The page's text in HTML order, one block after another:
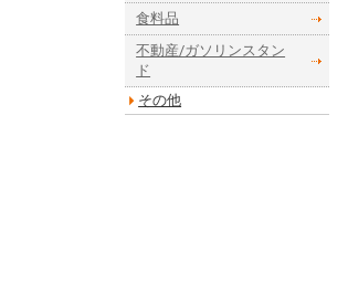
食料品
不動産/ガソリンスタン
ド
その他